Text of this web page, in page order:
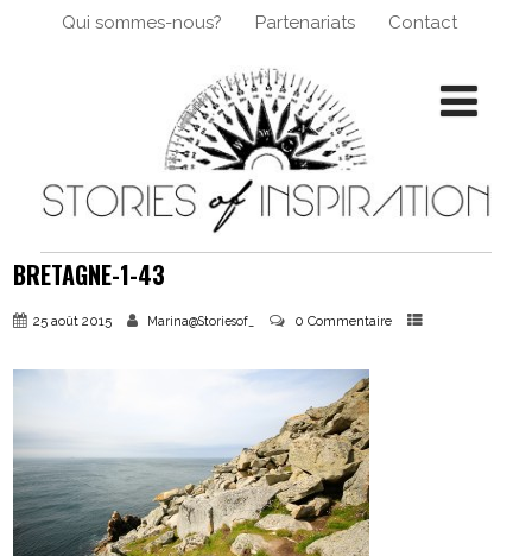
Qui sommes-nous? Partenariats Contact
BRETAGNE-1-43
25 août 2015 Marina@Storiesof_ 0 Commentaire